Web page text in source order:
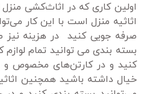
اولین کاری که در اثاث‌کشی
اثاثیه منزل است با این کار
صرفه جویی کنید در هزینه نیز
بسته بندی می توانید تمام
کنید و در کارتن‌های مخصوص و
خیال داشته باشید همچنین